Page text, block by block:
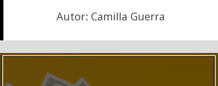
Autor: Camilla Guerra